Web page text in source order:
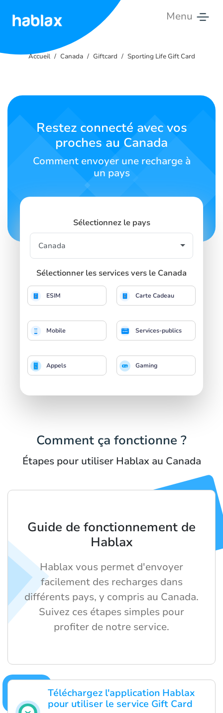
Menu
Tarifs
Contactez-
nous
Français
SIGN IN
Accueil Canada Giftcard Sporting Life Gift Card
Restez connecté avec vos
proches au Canada
Comment envoyer une recharge à
un pays
Sélectionnez le pays
Sélectionner les services vers le Canada
ESIM Carte Cadeau
Mobile Services-publics
Appels Gaming
Comment ça fonctionne ?
Étapes pour utiliser Hablax au Canada
Téléchargez l'application Hablax
pour utiliser le service Gift Card
Guide de fonctionnement de
Hablax
Hablax vous permet d'envoyer
facilement des recharges dans
différents pays, y compris au Canada.
Suivez ces étapes simples pour
profiter de notre service.